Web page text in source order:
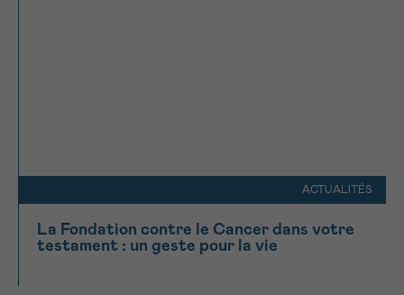
ACTUALITÉS
La Fondation contre le Cancer dans votre
testament : un geste pour la vie